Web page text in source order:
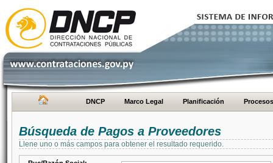
DNCP Marco Legal Planificación Procesos
Búsqueda de Pagos a Proveedores
Llene uno o más campos para obtener el resultado requerido.